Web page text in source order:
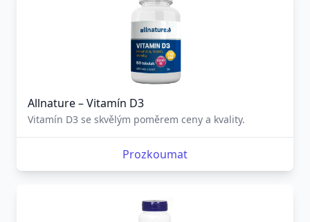
Allnature – Vitamín D3
Vitamín D3 se skvělým poměrem ceny a kvality.
Prozkoumat